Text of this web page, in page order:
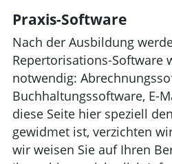
Praxis-Software
Nach der Ausbildung
Repertorisations-Software
notwendig:
Buchhaltungssoftware, E-
diese Seite hier speziell
gewidmet ist, verzichten
wir weisen Sie auf Ihren